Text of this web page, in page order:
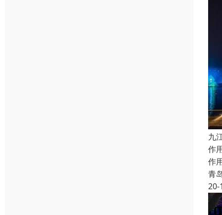
九
作
作
青
20-